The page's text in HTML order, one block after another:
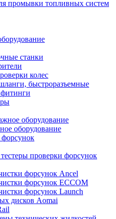
промывки топливных систем
станки
колес
быстроразъемные
оборудование
оборудование
проверки форсунок
форсунок Ancel
форсунок ECCOM
форсунок Launch
дисков Aomai